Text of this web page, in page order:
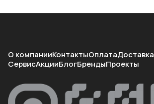
О компанииКонтактыОплатаДоставка
СервисАкцииБлогБрендыПроекты